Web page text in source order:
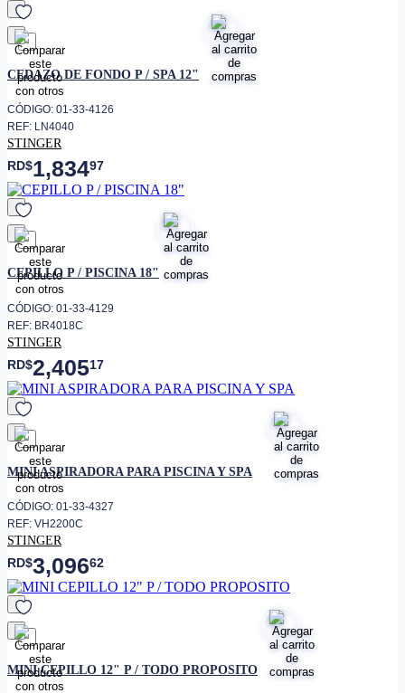
favorito
CEDAZO DE FONDO P / SPA 12"
CÓDIGO: 01-33-4126
REF: LN4040
STINGER
RD$1,83497
favorito
CEPILLO P / PISCINA 18"
CÓDIGO: 01-33-4129
REF: BR4018C
STINGER
RD$2,40517
favorito
MINI ASPIRADORA PARA PISCINA Y SPA
CÓDIGO: 01-33-4327
REF: VH2200C
STINGER
RD$3,09662
favorito
MINI CEPILLO 12" P / TODO PROPOSITO